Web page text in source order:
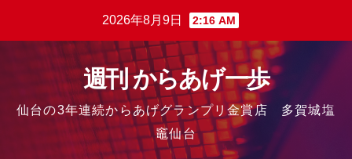
2026年8月9日 2:16 AM
週刊 からあげ一歩
仙台の3年連続からあげグランプリ金賞店 多賀城塩
竈仙台